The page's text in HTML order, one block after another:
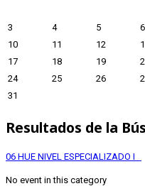
3
4 5 6
10
11 12
17
18 19
24
25 26
31
Resultados de la
06 HUE NIVEL ESPECIALIZADO I
No event in this category